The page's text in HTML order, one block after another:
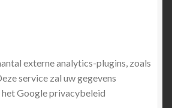
externe analytics-plugins, zoals
service zal uw gegevens
Google privacybeleid